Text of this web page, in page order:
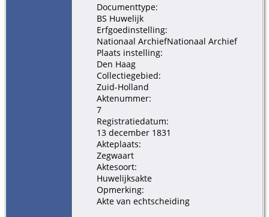
Documenttype:
BS Huwelijk
Erfgoedinstelling:
Nationaal ArchiefNationaal Archief
Plaats instelling:
Den Haag
Collectiegebied:
Zuid-Holland
Aktenummer:
7
Registratiedatum:
13 december 1831
Akteplaats:
Zegwaart
Aktesoort:
Huwelijksakte
Opmerking:
Akte van echtscheiding